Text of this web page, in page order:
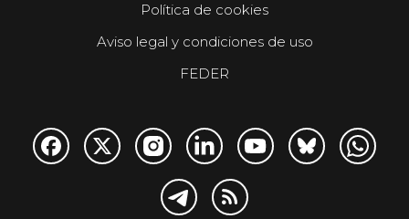
Política de cookies
Aviso legal y condiciones de uso
FEDER